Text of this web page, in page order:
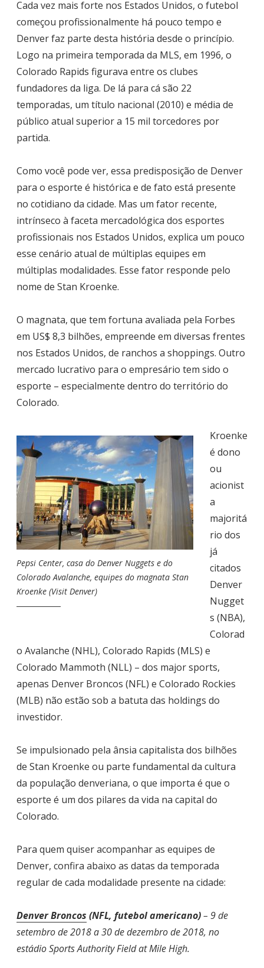
Cada vez mais forte nos Estados Unidos, o futebol
começou profissionalmente há pouco tempo e
Denver faz parte desta história desde o princípio.
Logo na primeira temporada da MLS, em 1996, o
Colorado Rapids figurava entre os clubes
fundadores da liga. De lá para cá são 22
temporadas, um título nacional (2010) e média de
público atual superior a 15 mil torcedores por
partida.
Como você pode ver, essa predisposição de Denver
para o esporte é histórica e de fato está presente
no cotidiano da cidade. Mas um fator recente,
intrínseco à faceta mercadológica dos esportes
profissionais nos Estados Unidos, explica um pouco
esse cenário atual de múltiplas equipes em
múltiplas modalidades. Esse fator responde pelo
nome de Stan Kroenke.
O magnata, que tem fortuna avaliada pela Forbes
em US$ 8,3 bilhões, empreende em diversas frentes
nos Estados Unidos, de ranchos a shoppings. Outro
mercado lucrativo para o empresário tem sido o
esporte – especialmente dentro do território do
Colorado.
Pepsi Center, casa do Denver Nuggets e do
Colorado Avalanche, equipes do magnata Stan
Kroenke (Visit Denver)
Kroenke
é dono
ou
acionist
a
majoritá
rio dos
já
citados
Denver
Nugget
s (NBA),
Colorad
o Avalanche (NHL), Colorado Rapids (MLS) e
Colorado Mammoth (NLL) – dos major sports,
apenas Denver Broncos (NFL) e Colorado Rockies
(MLB) não estão sob a batuta das holdings do
investidor.
Se impulsionado pela ânsia capitalista dos bilhões
de Stan Kroenke ou parte fundamental da cultura
da população denveriana, o que importa é que o
esporte é um dos pilares da vida na capital do
Colorado.
Para quem quiser acompanhar as equipes de
Denver, confira abaixo as datas da temporada
regular de cada modalidade presente na cidade:
Denver Broncos (NFL, futebol americano)– 9 de
setembro de 2018 a 30 de dezembro de 2018, no
estádio Sports Authority Field at Mile High.